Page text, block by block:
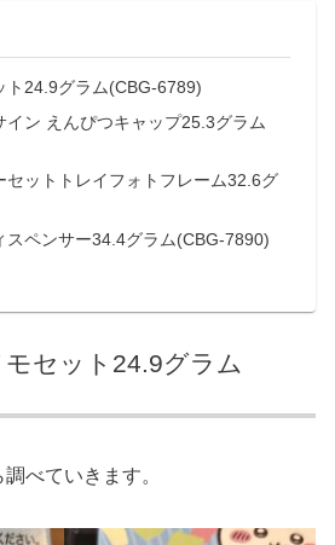
ト24.9グラム(CBG-6789)
イン えんぴつキャップ25.3グラム
セットトレイフォトフレーム32.6グ
スペンサー34.4グラム(CBG-7890)
セット24.9グラム
べていきます。